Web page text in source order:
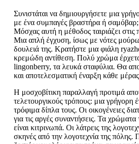
Συνιστάται να δημιουργήσετε μια
με ένα συμπαγές βραστήρα ή σαμόβαρ;
Μόσχας αυτή η μέθοδος ταιριάζει
Μια απλή έγχυση, ίσως με νότες
δουλειά της. Κρατήστε μια φιάλη
κρεμώδη αντίθεση. Πολύ χρώμα
lingonberry, τα λευκά σταφύλια. Θα
και αποτελεσματική έναρξη κάθε
Η μοσχοβίτικη παραλλαγή προτιμά
τελετουργικούς τρόπους: μια γρήγορη
τρόφιμα δίπλα τους. Οι οικογένειες
για τις αργές συναντήσεις. Τα χρώματα
είναι κιτρινωπά. Οι λάτρεις της
σκηνές από την λογοτεχνία της πόλης.